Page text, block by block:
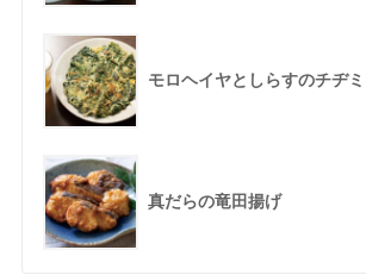
モロヘイヤとしらすのチヂミ
真だらの竜田揚げ